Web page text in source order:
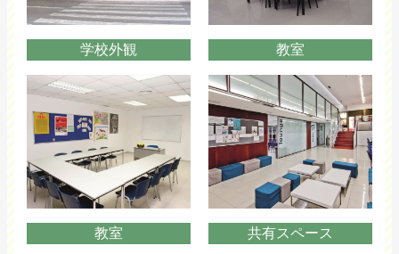
学校外観 教室
教室 共有スペース